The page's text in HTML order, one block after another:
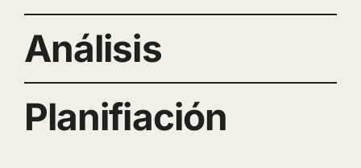
Análisis
Planifiación